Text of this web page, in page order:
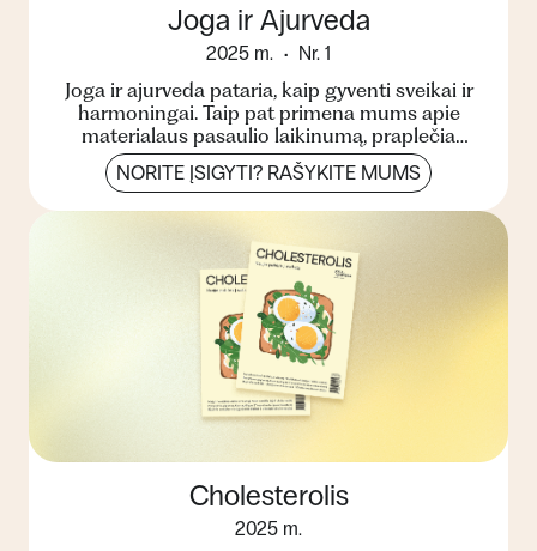
Joga ir Ajurveda
2025 m. Nr. 1
Joga ir ajurveda pataria, kaip gyventi sveikai ir
harmoningai. Taip pat primena mums apie
materialaus pasaulio laikinumą, praplečia
žinojimo ribas, pa...
NORITE ĮSIGYTI? RAŠYKITE MUMS
Cholesterolis
2025 m.